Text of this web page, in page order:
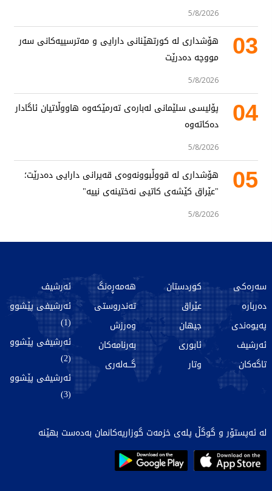
5/8/2026
03
هۆشداری لە کورتهێنانی دارایی و مەترسییەکانی سەر
مووچە دەدرێت
5/8/2026
04
پۆلیسی سلێمانی لەبارەی تەرمێکەوە هاووڵاتیان ئاگادار
دەکاتەوە
5/8/2026
05
هۆشداری لە قووڵبوونەوەی قەیرانی دارایی دەدرێت؛
"عێراق کێشەی کاتیی نەختینەی نییە"
5/8/2026
سەرەکی
دەربارە
پەیوەندی
ئەرشیف
تاگەکان
کوردستان
عێراق
جیهان
ئابوری
وتار
هەمەڕەنگ
تەندروستی
وەرزش
بەرنامەکان
گـــەلەری
ئەرشیف
ئەرشیفی پێشوو
(1)
ئەرشیفی پێشوو
(2)
ئەرشیفی پێشوو
(3)
لە ئەپستۆر و گوگڵ پلەی خزمەت گوزاریەکانمان بەدەست بهێنە